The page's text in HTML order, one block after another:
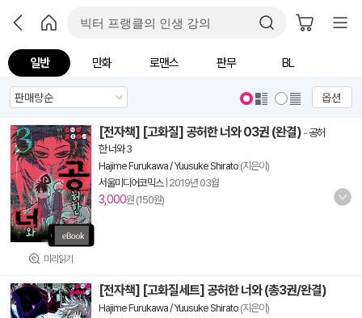
일반 만화 로맨스 판무 BL
옵션
미리읽기
[전자책] [고화질] 공허한 너와 03권 (완결) -공허
한 너와 3
Hajime Furukawa / Yuusuke Shirato (지은이)
서울미디어코믹스| 2019년 03월
3,000원 (150원)
[전자책] [고화질세트] 공허한 너와 (총3권/완결)
Hajime Furukawa / Yuusuke Shirato (지은이)